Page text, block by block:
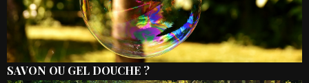
SAVON OU GEL DOUCHE ?